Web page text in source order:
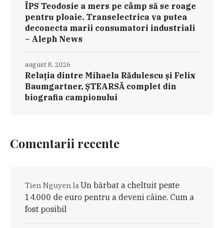
ÎPS Teodosie a mers pe câmp să se roage
pentru ploaie. Transelectrica va putea
deconecta marii consumatori industriali
– Aleph News
Relația dintre Mihaela Rădulescu și Felix
Baumgartner, ȘTEARSĂ complet din
biografia campionului
august 8, 2026
Comentarii recente
Tien Nguyenla Un bărbat a cheltuit peste
14.000 de euro pentru a deveni câine. Cum a
fost posibil